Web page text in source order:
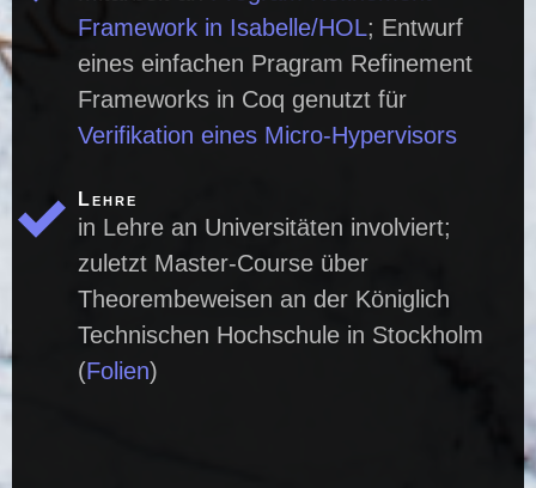
Framework in Isabelle/HOL; Entwurf
eines einfachen Pragram Refinement
Frameworks in Coq genutzt für
Verifikation eines Micro-Hypervisors
Lehre
in Lehre an Universitäten involviert;
zuletzt Master-Course über
Theorembeweisen an der Königlich
Technischen Hochschule in Stockholm
(Folien)